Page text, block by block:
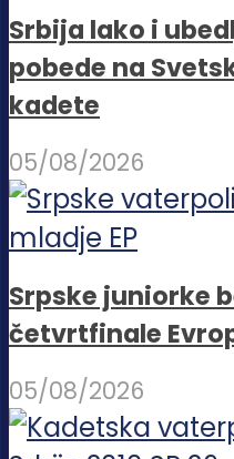
Srbija lako i
pobede na
kadete
05/08/2026
Srpske juniorke
četvrtfinale
05/08/2026